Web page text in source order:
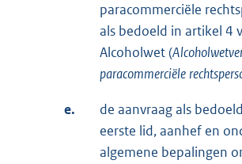
paracommerciële
als bedoeld in artikel 4
Alcoholwet (
paracommerciële
e.
de aanvraag als
eerste lid, aanhef en
algemene bepalingen